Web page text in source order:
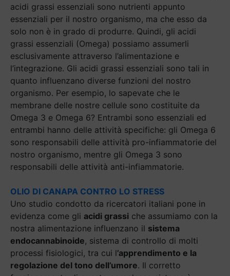
acidi grassi essenziali sono nutrienti appunto
essenziali per il nostro organismo, ma che esso da
solo non è in grado di produrre. Quindi, gli acidi
grassi essenziali (Omega) possiamo assumerli
esclusivamente attraverso l’alimentazione e
l’integrazione. Gli acidi grassi essenziali sono tali in
quanto influenzano diverse funzioni del nostro
organismo. Per esempio, lo sapevate che le
membrane delle nostre cellule sono costituite da
Omega 3 e Omega 6? Entrambi sono essenziali ed
entrambi hanno delle attività specifiche: gli Omega 6
sono responsabili delle attività pro-infiammatorie del
nostro organismo, mentre gli Omega 3 sono
responsabili delle attività anti-infiammatorie.
OLIO DI CANAPA CONTRO LO STRESS
Uno studio condotto da ricercatori italiani pone in
evidenza come gli acidi grassi che assumiamo con la
nostra alimentazione influenzano il sistema
endocannabinoide, sistema di controllo di molti
processi fisiologici, tra cui l’apprendimento e la
regolazione del tono dell’umore. Il corretto